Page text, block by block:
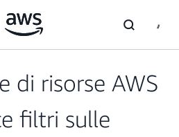
di risorse AWS
filtri sulle